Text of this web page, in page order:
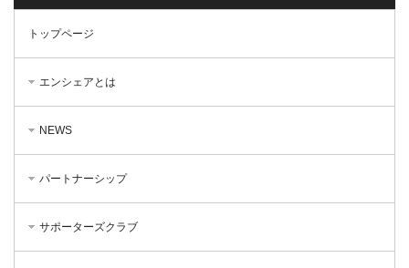
トップページ
エンシェアとは
NEWS
パートナーシップ
サポーターズクラブ